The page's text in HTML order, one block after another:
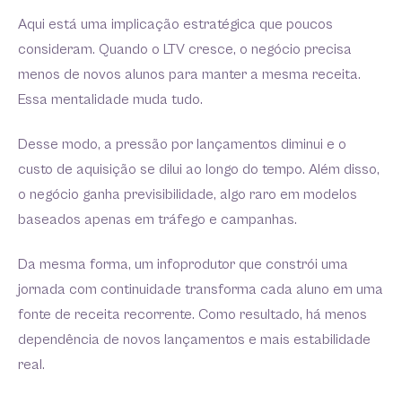
Aqui está uma implicação estratégica que poucos
consideram. Quando o LTV cresce, o negócio precisa
menos de novos alunos para manter a mesma receita.
Essa mentalidade muda tudo.
Desse modo, a pressão por lançamentos diminui e o
custo de aquisição se dilui ao longo do tempo. Além disso,
o negócio ganha previsibilidade, algo raro em modelos
baseados apenas em tráfego e campanhas.
Da mesma forma, um infoprodutor que constrói uma
jornada com continuidade transforma cada aluno em uma
fonte de receita recorrente. Como resultado, há menos
dependência de novos lançamentos e mais estabilidade
real.